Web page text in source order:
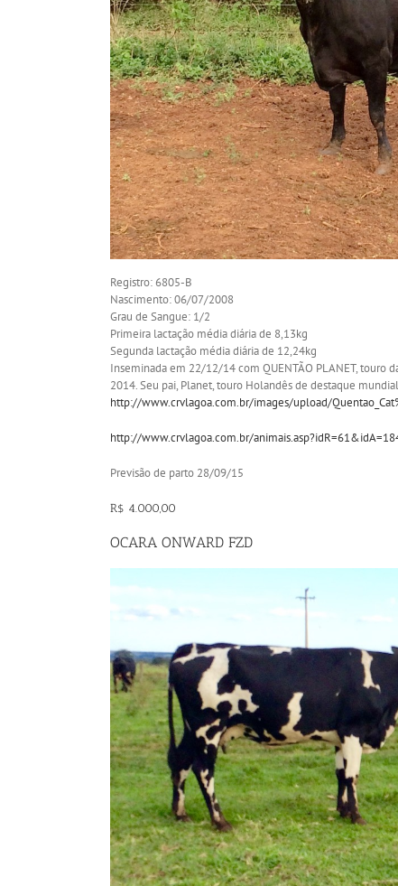
Registro: 6805-B
Nascimento: 06/07/2008
Grau de Sangue: 1/2
Primeira lactação média diária de 8,13kg
Segunda lactação média diária de 12,24kg
Inseminada em 22/12/14 com QUENTÃO PLANET, touro
2014. Seu pai, Planet, touro Holandês de destaque
http://www.crvlagoa.com.br/images/upload/
http://www.crvlagoa.com.br/
Previsão de parto 28/09/15
R$ 4.000,00
OCARA ONWARD FZD